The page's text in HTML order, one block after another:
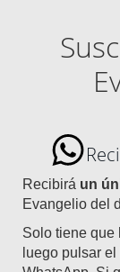
Recibirá un
Evangelio del
Solo tiene que
luego pulsar